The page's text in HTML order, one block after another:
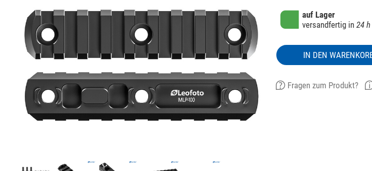
auf Lager
versandfertig in 24 h
IN DEN
Fragen zum Produkt?